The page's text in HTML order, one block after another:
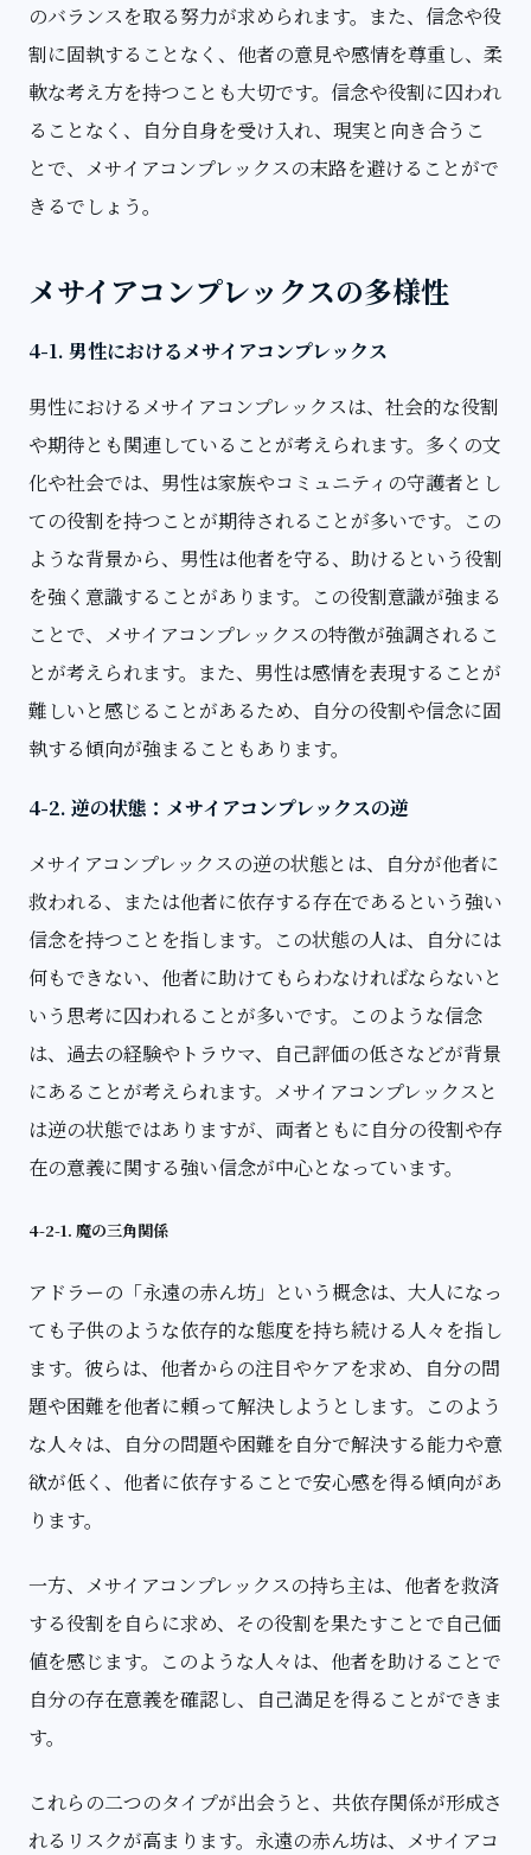
のバランスを取る努力が求められます。また、信念や役
割に固執することなく、他者の意見や感情を尊重し、柔
軟な考え方を持つことも大切です。信念や役割に囚われ
ることなく、自分自身を受け入れ、現実と向き合うこ
とで、メサイアコンプレックスの末路を避けることがで
きるでしょう。
メサイアコンプレックスの多様性
4-1. 男性におけるメサイアコンプレックス
男性におけるメサイアコンプレックスは、社会的な役割
や期待とも関連していることが考えられます。多くの文
化や社会では、男性は家族やコミュニティの守護者とし
ての役割を持つことが期待されることが多いです。この
ような背景から、男性は他者を守る、助けるという役割
を強く意識することがあります。この役割意識が強まる
ことで、メサイアコンプレックスの特徴が強調されるこ
とが考えられます。また、男性は感情を表現することが
難しいと感じることがあるため、自分の役割や信念に固
執する傾向が強まることもあります。
4-2. 逆の状態：メサイアコンプレックスの逆
メサイアコンプレックスの逆の状態とは、自分が他者に
救われる、または他者に依存する存在であるという強い
信念を持つことを指します。この状態の人は、自分には
何もできない、他者に助けてもらわなければならないと
いう思考に囚われることが多いです。このような信念
は、過去の経験やトラウマ、自己評価の低さなどが背景
にあることが考えられます。メサイアコンプレックスと
は逆の状態ではありますが、両者ともに自分の役割や存
在の意義に関する強い信念が中心となっています。
4-2-1. 魔の三角関係
アドラーの「永遠の赤ん坊」という概念は、大人になっ
ても子供のような依存的な態度を持ち続ける人々を指し
ます。彼らは、他者からの注目やケアを求め、自分の問
題や困難を他者に頼って解決しようとします。このよう
な人々は、自分の問題や困難を自分で解決する能力や意
欲が低く、他者に依存することで安心感を得る傾向があ
ります。
一方、メサイアコンプレックスの持ち主は、他者を救済
する役割を自らに求め、その役割を果たすことで自己価
値を感じます。このような人々は、他者を助けることで
自分の存在意義を確認し、自己満足を得ることができま
す。
これらの二つのタイプが出会うと、共依存関係が形成さ
れるリスクが高まります。永遠の赤ん坊は、メサイアコ